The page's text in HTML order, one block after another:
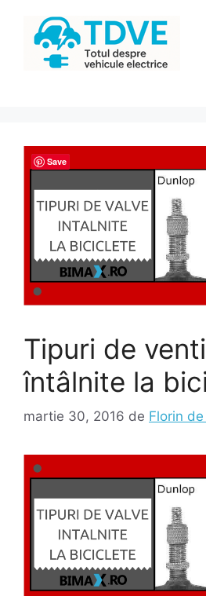
conținut
Tipuri de
întâlnite la
martie 30, 2016 de Florin
Save